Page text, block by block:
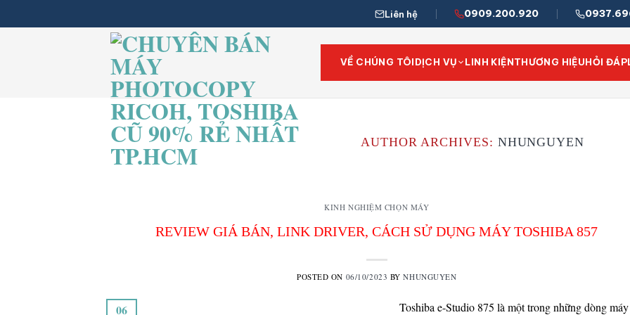
to
Liên hệ 0909.200.920
VỀ CHÚNG TÔIDỊCH VỤ LINH KIỆNTHƯƠNG HIỆUHỎI ĐÁP
AUTHOR ARCHIVES: NHUNGUYEN
KINH NGHIỆM CHỌN MÁY
REVIEW GIÁ BÁN, LINK DRIVER, CÁCH SỬ DỤNG MÁY TOSHIBA 857
POSTED ON 06/10/2023 BYNHUNGUYEN
06 Toshiba e-Studio 875 là một trong những dòng máy